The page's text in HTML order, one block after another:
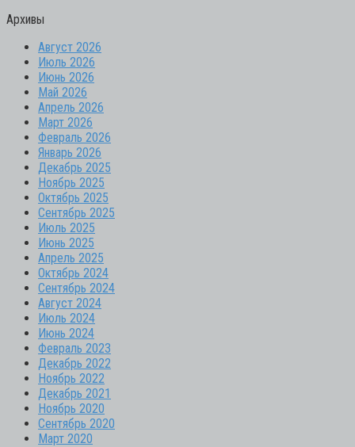
Архивы
Август 2026
Июль 2026
Июнь 2026
Май 2026
Апрель 2026
Март 2026
Февраль 2026
Январь 2026
Декабрь 2025
Ноябрь 2025
Октябрь 2025
Сентябрь 2025
Июль 2025
Июнь 2025
Апрель 2025
Октябрь 2024
Сентябрь 2024
Август 2024
Июль 2024
Июнь 2024
Февраль 2023
Декабрь 2022
Ноябрь 2022
Декабрь 2021
Ноябрь 2020
Сентябрь 2020
Март 2020